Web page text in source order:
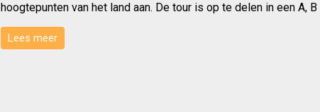
hoogtepunten van het land aan. De tour is op te delen in een A,
Lees meer